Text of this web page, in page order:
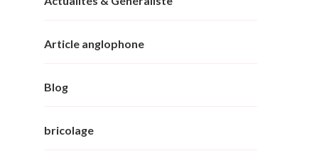
Article anglophone
Blog
bricolage